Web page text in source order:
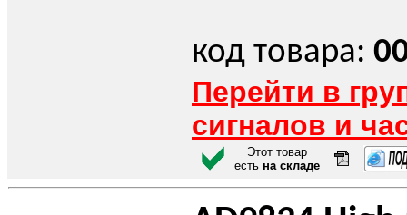
код товара:
Перейти в
сигналов и
Этот товар
есть на складе